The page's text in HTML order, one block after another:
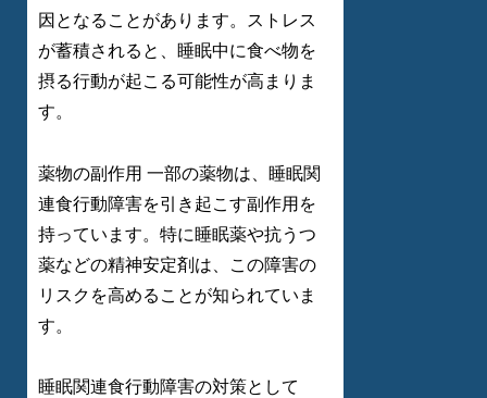
因となることがあります。ストレス
が蓄積されると、睡眠中に食べ物を
摂る行動が起こる可能性が高まりま
す。
薬物の副作用 一部の薬物は、睡眠関
連食行動障害を引き起こす副作用を
持っています。特に睡眠薬や抗うつ
薬などの精神安定剤は、この障害の
リスクを高めることが知られていま
す。
睡眠関連食行動障害の対策として